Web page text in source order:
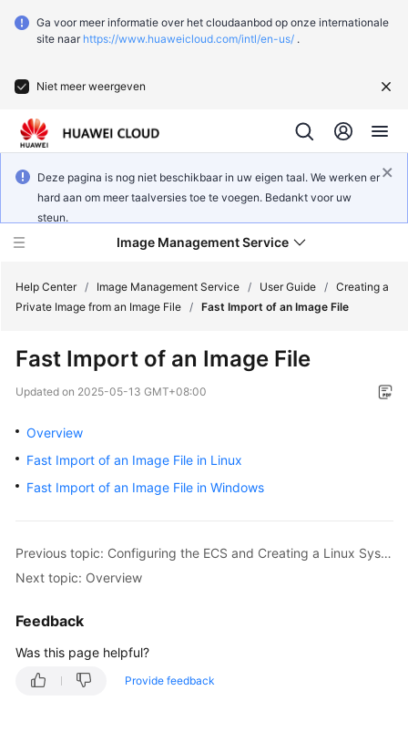
Ga voor meer informatie over het cloudaanbod op onze internationale
site naar https://www.huaweicloud.com/intl/en-us/ .
Niet meer weergeven
Deze pagina is nog niet beschikbaar in uw eigen taal. We werken er
hard aan om meer taalversies toe te voegen. Bedankt voor uw
steun.
Image Management Service
New
Overview
Getting
Started
Guide
Practices
API
Reference
Help Center / Image Management Service / User Guide / Creating a
Private Image from an Image File / Fast Import of an Image File
Fast Import of an Image File
Updated on 2025-05-13 GMT+08:00
Overview
Fast Import of an Image File in Linux
Fast Import of an Image File in Windows
Previous topic: Configuring the ECS and Creating a Linux System Disk Image
Next topic: Overview
Feedback
Was this page helpful?
Provide feedback